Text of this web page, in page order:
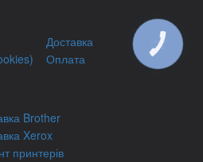
Доставка
Оплата
Brother
Xerox
принтерів
КНОПКА
ЗВ'ЯЗКУ